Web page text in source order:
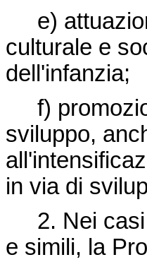
e)
culturale e
dell'infanzia;
f)
sviluppo,
in via di
2. Nei casi
e simili, la